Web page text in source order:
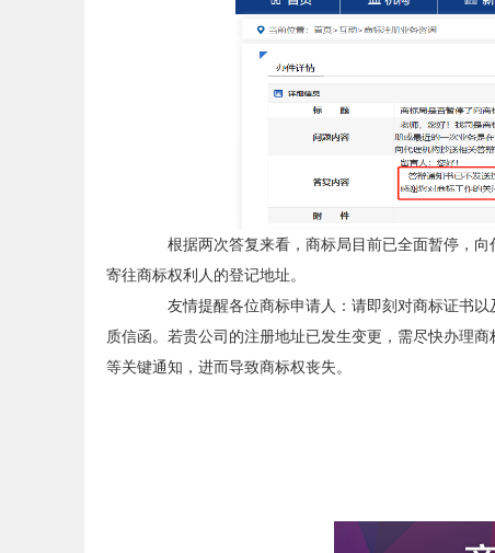
根据两次答复来看，商标局目前已全面暂停，向
寄往商标权利人的登记地址。
友情提醒各位商标申请人：请即刻对商标证书以
质信函。若贵公司的注册地址已发生变更，需尽快办理
等关键通知，进而导致商标权丧失。